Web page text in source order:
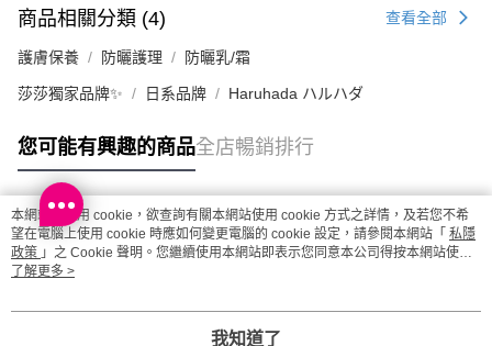
商品相關分類 (4) 查看全部
護膚保養 防曬護理 防曬乳/霜
莎莎獨家品牌✨ 日系品牌 Haruhada ハルハダ
您可能有興趣的商品全店暢銷排行
熱門標籤
熱銷排行
本網站中使用 cookie，欲查詢有關本網站使用 cookie 方式之詳情，及若您不希
望在電腦上使用 cookie 時應如何變更電腦的 cookie 設定，請參閱本網站「 私隱
政策 」之 Cookie 聲明。您繼續使用本網站即表示您同意本公司得按本網站使用
條款之 Cookie 聲明使用 cookie。
了解更多 >
我知道了